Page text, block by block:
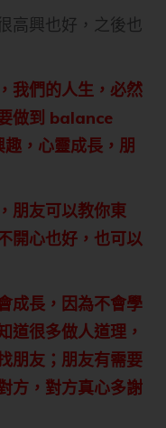
高興也好，之後也
我們的人生，必然
做到 balance
，心靈成長，朋
朋友可以教你東
開心也好，也可以
成長，因為不會學
道很多做人道理，
朋友；朋友有需要
方，對方真心多謝